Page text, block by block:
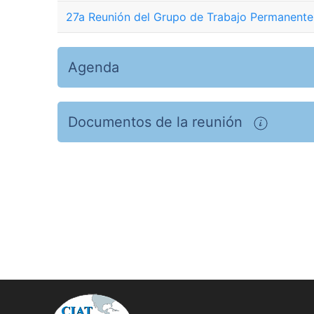
27a Reunión del Grupo de Trabajo
Agenda
Documentos de la reunión